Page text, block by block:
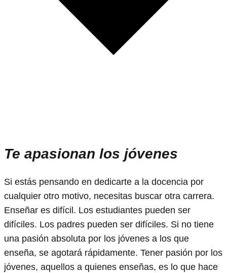
Te apasionan los jóvenes
Si estás pensando en dedicarte a la docencia por
cualquier otro motivo, necesitas buscar otra carrera.
Enseñar es difícil. Los estudiantes pueden ser
difíciles. Los padres pueden ser difíciles. Si no tiene
una pasión absoluta por los jóvenes a los que
enseña, se agotará rápidamente. Tener pasión por los
jóvenes, aquellos a quienes enseñas, es lo que hace